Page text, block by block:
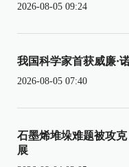
2026-08-05 09:24
我国科学家首获威廉·
2026-08-05 07:40
石墨烯堆垛难题被攻
展